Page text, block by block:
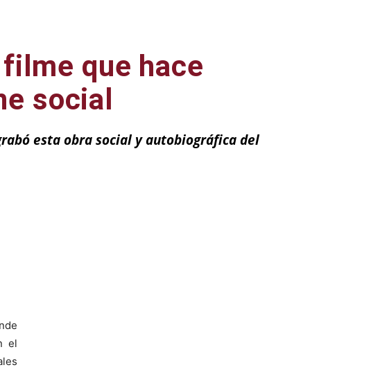
que hace
social
esta obra social y autobiográfica del
el